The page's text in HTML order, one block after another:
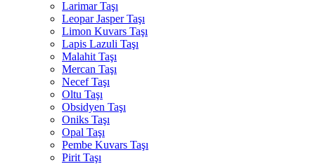
Larimar Taşı
Leopar Jasper Taşı
Limon Kuvars Taşı
Lapis Lazuli Taşı
Malahit Taşı
Mercan Taşı
Necef Taşı
Oltu Taşı
Obsidyen Taşı
Oniks Taşı
Opal Taşı
Pembe Kuvars Taşı
Pirit Taşı